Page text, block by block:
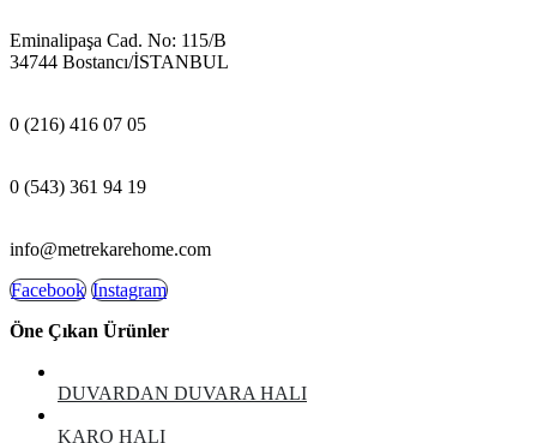
Eminalipaşa Cad. No: 115/B
34744 Bostancı/İSTANBUL
0 (216) 416 07 05
0 (543) 361 94 19
info@metrekarehome.com
Facebook Instagram
Öne Çıkan Ürünler
DUVARDAN DUVARA HALI
KARO HALI